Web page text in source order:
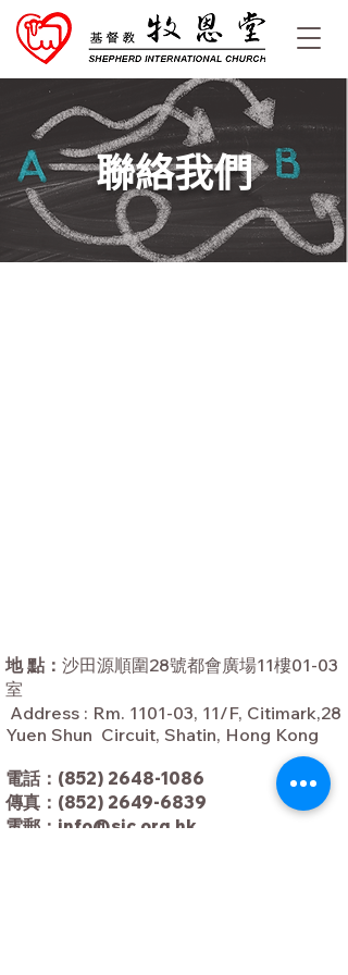
​聯絡我們
地 點： 沙田源順圍28號都會廣場11樓01-03
室
Address : Rm. 1101-03, 11/F, Citimark,28
Yuen Shun Circuit, Shatin, Hong Kong
電話： (852) 2648-1086
傳真： (852) 2649-6839
電郵： info@sic.org.hk